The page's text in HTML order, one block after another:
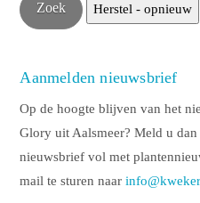
Aanmelden nieuwsbrief
Op de hoogte blijven van het
Glory uit Aalsmeer? Meld u
nieuwsbrief vol met
mail te sturen naar